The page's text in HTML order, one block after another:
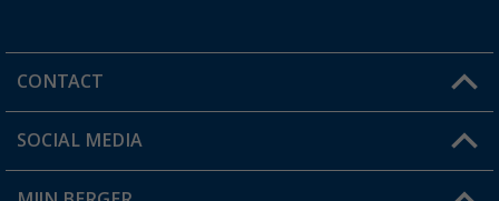
CONTACT
Een vraag?
SOCIAL MEDIA